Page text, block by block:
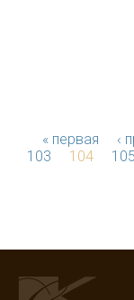
« первая ‹
103
104 105